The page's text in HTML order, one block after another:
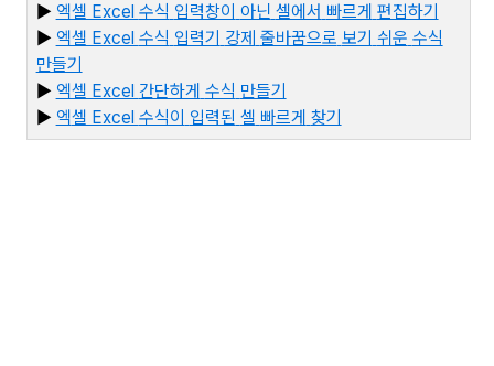
▶ 엑셀 Excel 수식 입력창이 아닌 셀에서 빠르게 편집하기
▶ 엑셀 Excel 수식 입력기 강제 줄바꿈으로 보기 쉬운 수식
만들기
▶ 엑셀 Excel 간단하게 수식 만들기
▶ 엑셀 Excel 수식이 입력된 셀 빠르게 찾기